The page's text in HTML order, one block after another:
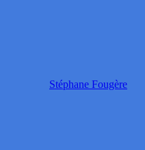
Stéphane Fougère